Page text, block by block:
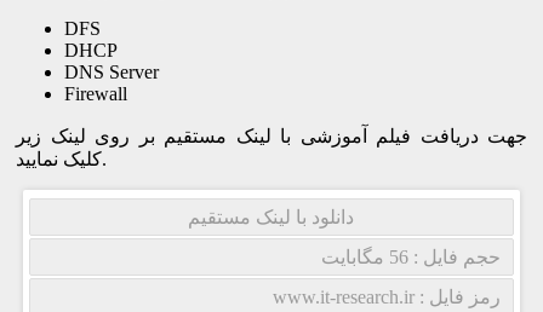
DFS
DHCP
DNS Server
Firewall
جهت دریافت فیلم آموزشی با لینک مستقیم بر روی لینک زیر
کلیک نمایید.
دانلود با لینک مستقیم
حجم فایل : 56 مگابایت
رمز فایل : www.it-research.ir